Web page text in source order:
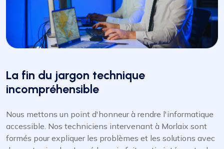
La fin du jargon technique
incompréhensible
Nous mettons un point d'honneur à rendre l'informatique
accessible. Nos techniciens intervenant à Morlaix sont
formés pour expliquer les problèmes et les solutions avec